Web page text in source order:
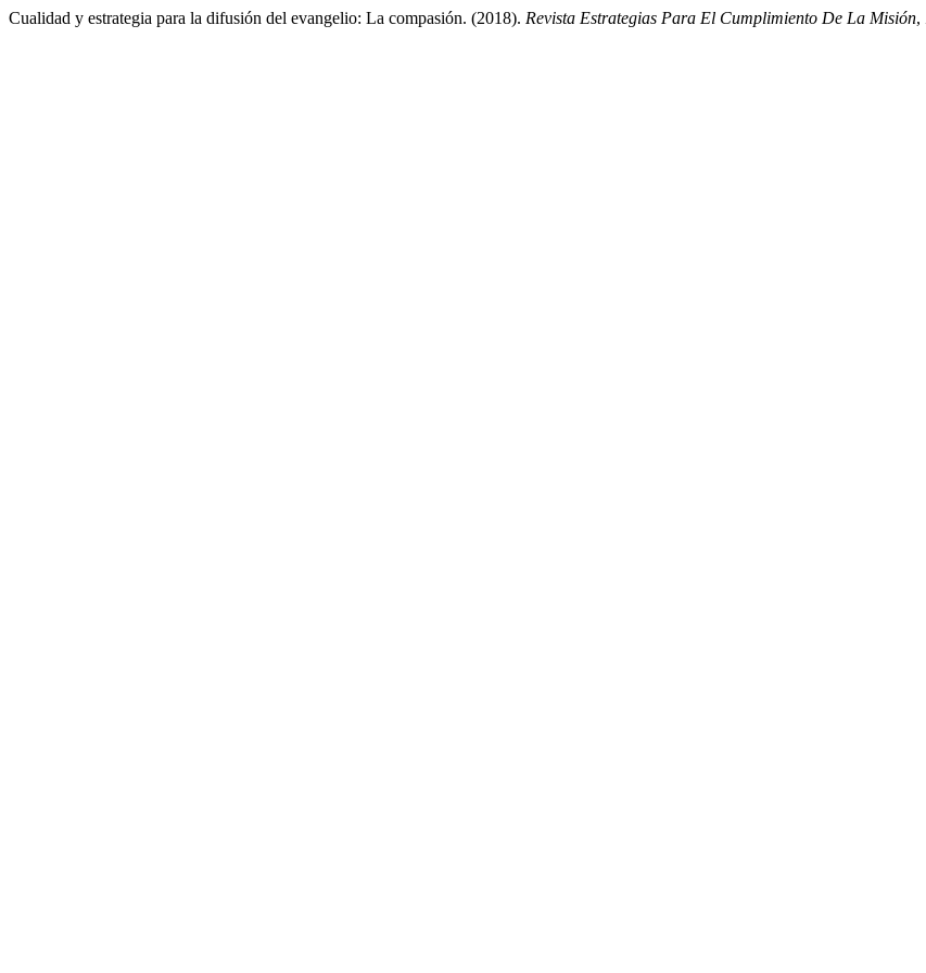
Cualidad y estrategia para la difusión del evangelio: La compasión. (2018). Revista Estrategias Para El Cumplimiento De La Misión,